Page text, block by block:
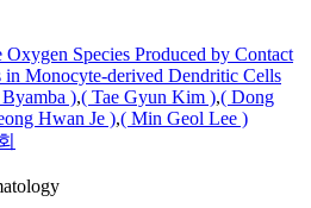
Species Produced by Contact
in Monocyte-derived Dendritic Cells
Byamba ),( Tae Gyun Kim ),( Dong
Hwan Je ),( Min Geol Lee )